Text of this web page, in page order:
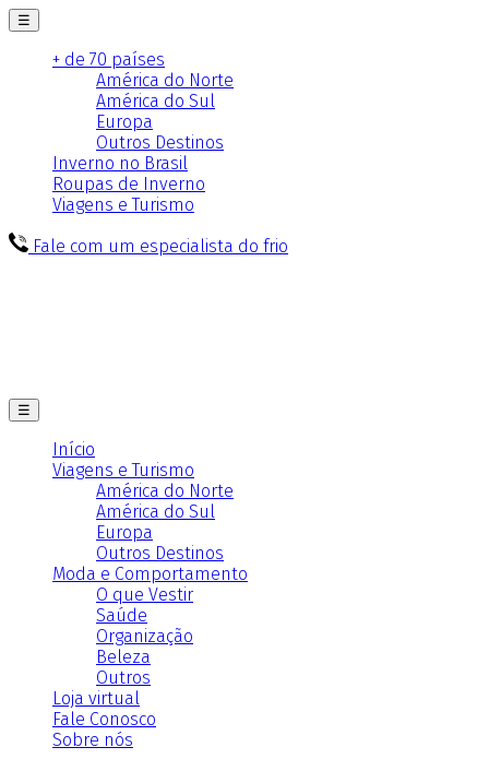
☰
+ de 70 países
América do Norte
América do Sul
Europa
Outros Destinos
Inverno no Brasil
Roupas de Inverno
Viagens e Turismo
Fale com um especialista do frio
☰
Início
Viagens e Turismo
América do Norte
América do Sul
Europa
Outros Destinos
Moda e Comportamento
O que Vestir
Saúde
Organização
Beleza
Outros
Loja virtual
Fale Conosco
Sobre nós